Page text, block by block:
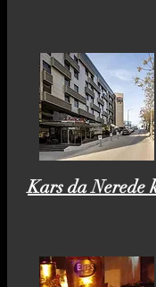
Kars da Nerede